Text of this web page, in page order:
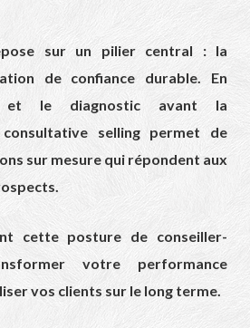
sur un pilier central : la
de confiance durable. En
et le diagnostic avant la
selling permet de
sur mesure qui répondent aux
cette posture de conseiller-
votre performance
vos clients sur le long terme.